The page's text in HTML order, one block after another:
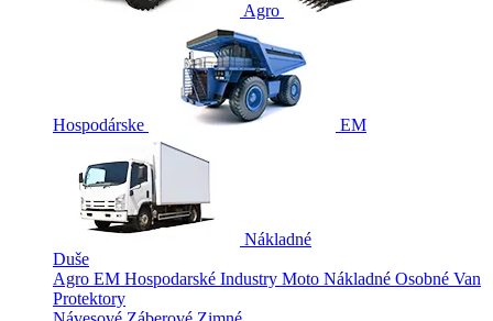
Agro
Hospodárske EM
Nákladné
Duše
Agro EM Hospodarské Industry Moto Nákladné Osobné Van
Protektory